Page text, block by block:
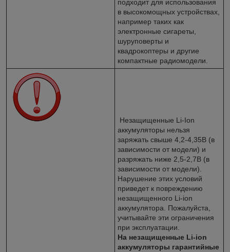
подходит для использования
в высокомощных устройствах,
например таких как
электронные сигареты,
шуруповерты и
квадрокоптеры и другие
компактные радиомодели.
Незащищенные Li-Ion
аккумуляторы нельзя
заряжать свыше 4,2-4,35В (в
зависимости от модели) и
разряжать ниже 2,5-2,7В (в
зависимости от модели).
Нарушение этих условий
приведет к повреждению
незащищенного Li-ion
аккумулятора. Пожалуйста,
учитывайте эти ограничения
при эксплуатации.
На незащищенные Li-ion
аккумуляторы гарантийные